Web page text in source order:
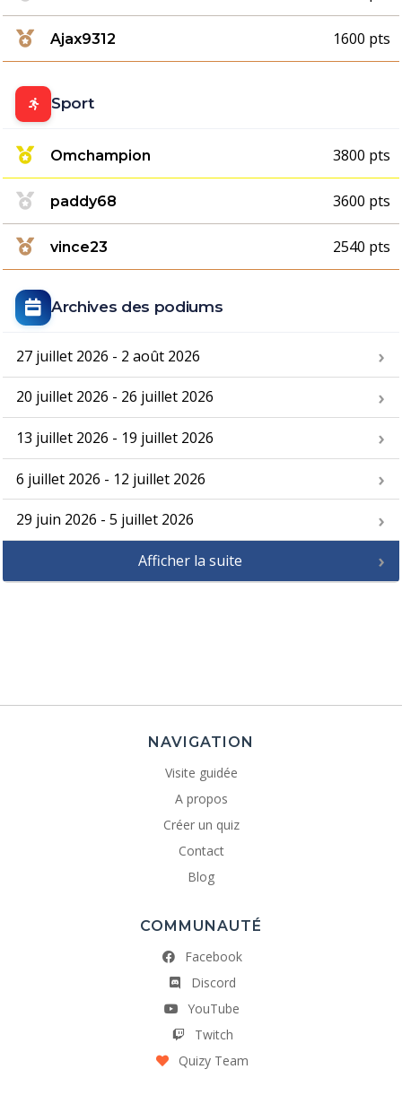
Ajax9312 1600 pts
Sport
Omchampion 3800 pts
paddy68 3600 pts
vince23 2540 pts
Archives des podiums
27 juillet 2026 - 2 août 2026
20 juillet 2026 - 26 juillet 2026
13 juillet 2026 - 19 juillet 2026
6 juillet 2026 - 12 juillet 2026
29 juin 2026 - 5 juillet 2026
Afficher la suite
NAVIGATION
Visite guidée
A propos
Créer un quiz
Contact
Blog
COMMUNAUTÉ
Facebook
Discord
YouTube
Twitch
Quizy Team